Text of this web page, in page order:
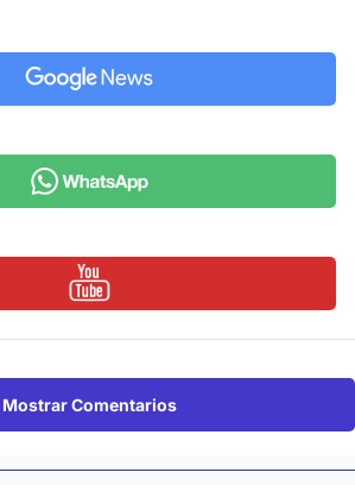
Mostrar Comentarios